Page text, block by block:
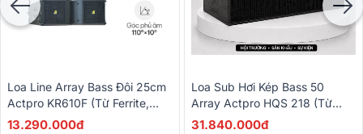
Loa Line Array Bass Đôi 25cm
Actpro KR610F (Từ Ferrite,
700W/2800W)
13.290.000đ
Loa Sub Hơi Kép Bass 50
Array Actpro HQS 218 (từ
NEO)
31.840.000đ